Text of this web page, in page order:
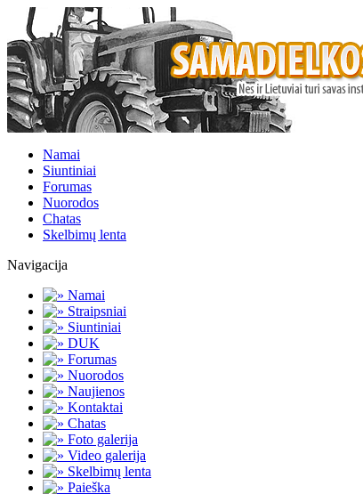
Namai
Siuntiniai
Forumas
Nuorodos
Chatas
Skelbimų lenta
Navigacija
Namai
Straipsniai
Siuntiniai
DUK
Forumas
Nuorodos
Naujienos
Kontaktai
Chatas
Foto galerija
Video galerija
Skelbimų lenta
Paieška